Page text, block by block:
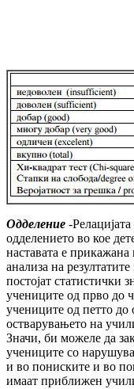
Одделение -
одделението во кое
наставата е
анализа на
постојат статистички
учениците од прво до
учениците од петто до
остварувањето на
Значи, би можеле да
учениците со
и во пониските и во
имаат приближен